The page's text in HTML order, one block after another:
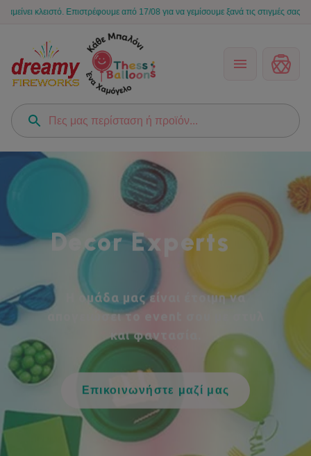
Επιστρέφουμε από 17/08 για να γεμίσουμε ξανά τις στιγμές σας με χαμόγελα!
Decor Experts
Η ομάδα μας είναι έτοιμη να απογειώσει το
event σου με στυλ και φαντασία.
Επικοινωνήστε μαζί μας